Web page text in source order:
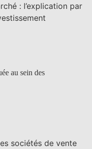
: l’explication par
au sein des
sociétés de vente